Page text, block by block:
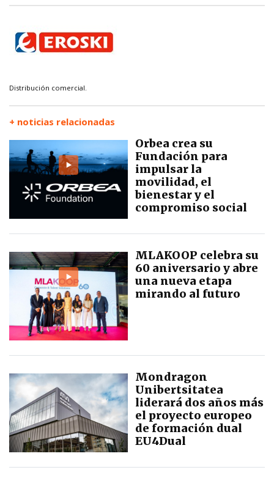
Distribución comercial.
+ noticias relacionadas
Orbea crea su
Fundación para
impulsar la
movilidad, el
bienestar y el
compromiso social
MLAKOOP celebra su
60 aniversario y abre
una nueva etapa
mirando al futuro
Mondragon
Unibertsitatea
liderará dos años más
el proyecto europeo
de formación dual
EU4Dual